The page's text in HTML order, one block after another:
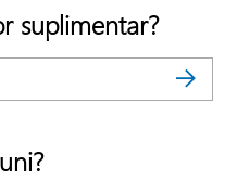
suplimentar?